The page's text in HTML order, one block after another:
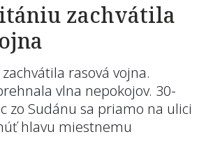
zachvátila
rasová vojna.
vlna nepokojov. 30-
zo Sudánu sa priamo na ulici
hlavu miestnemu